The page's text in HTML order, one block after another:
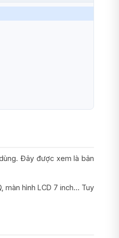
Đây được xem là bản
màn hình LCD 7 inch… Tuy